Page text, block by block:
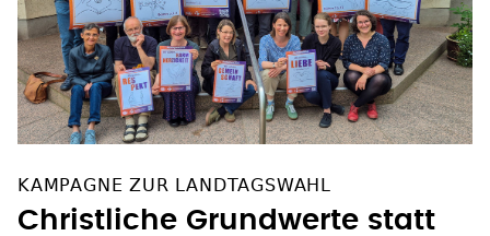
KAMPAGNE ZUR LANDTAGSWAHL
Christliche Grundwerte statt